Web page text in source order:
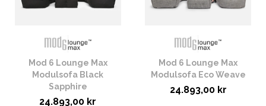
Mod 6 Lounge Max
Modulsofa Black
Sapphire
24.893,00 kr
Mod 6 Lounge Max
Modulsofa Eco Weave
24.893,00 kr